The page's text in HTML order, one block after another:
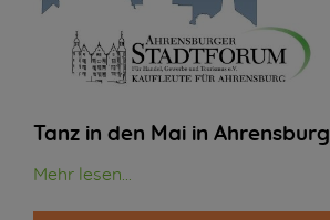
Tanz in den Mai in Ahrensburg
Mehr lesen...